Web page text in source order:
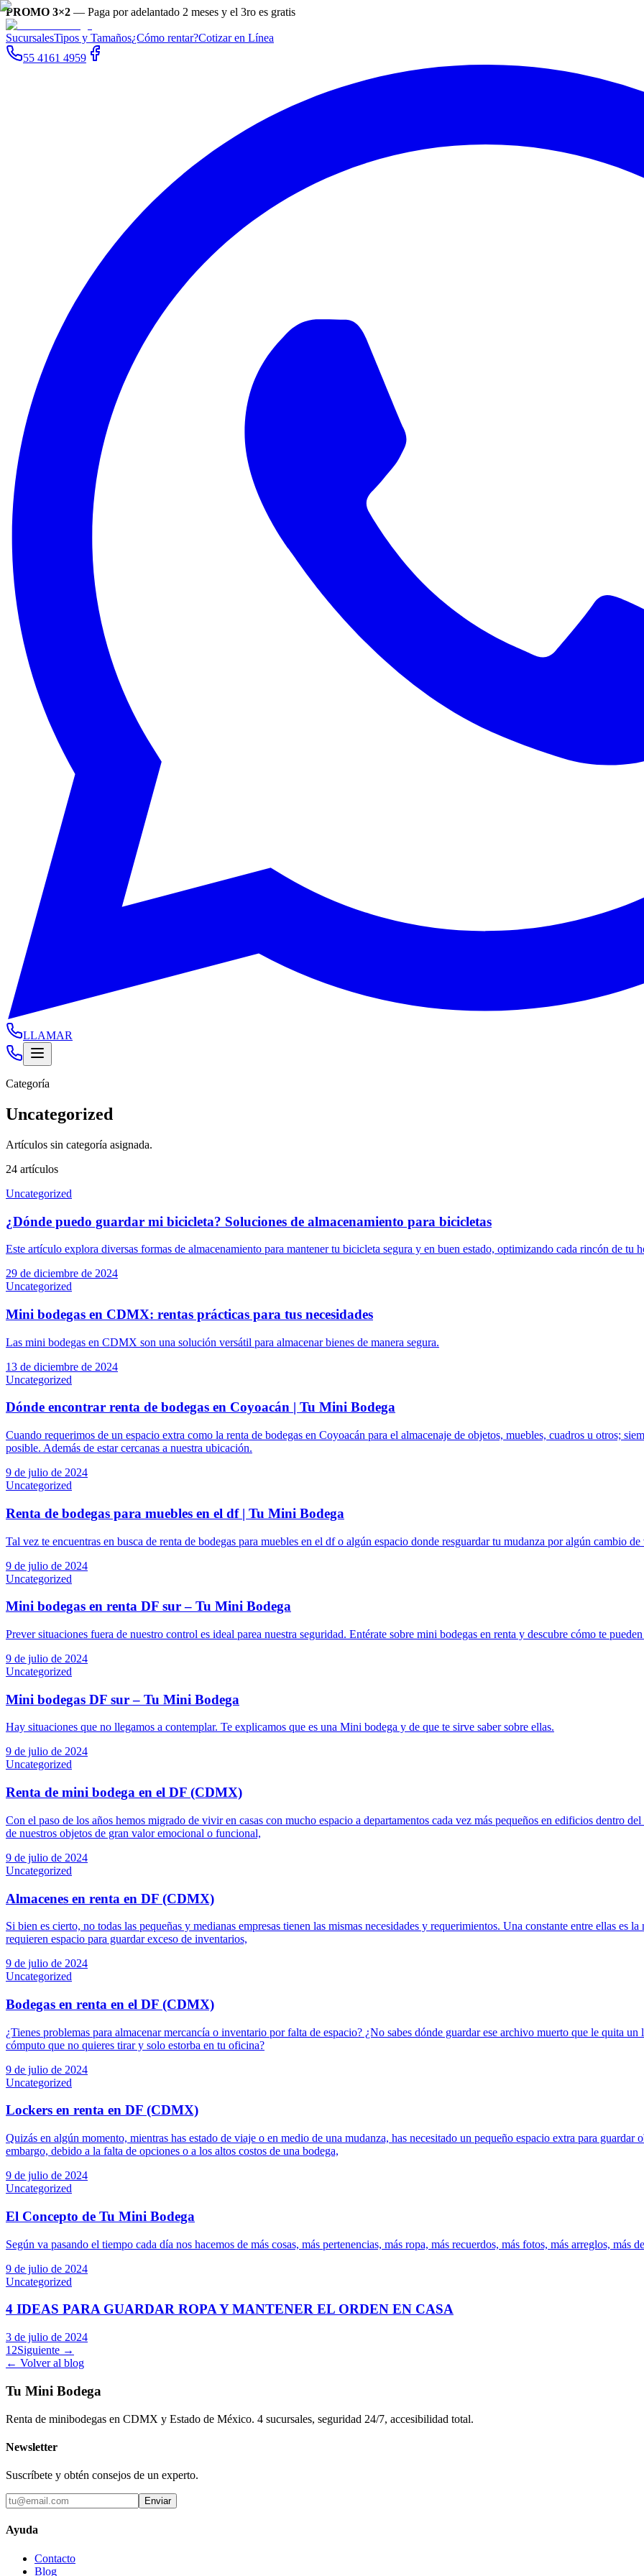
PROMO 3×2 — Paga por adelantado 2 meses y el 3ro es gratis
SucursalesTipos y Tamaños¿Cómo rentar?Cotizar en Línea
55 4161 4959
LLAMAR
Categoría
Uncategorized
Artículos sin categoría asignada.
24 artículos
Uncategorized
¿Dónde puedo guardar mi bicicleta? Soluciones de almacenamiento para bicicletas
Este artículo explora diversas formas de almacenamiento para mantener tu bicicleta segura y en buen estado, optimizando cada rincón de tu
29 de diciembre de 2024
Uncategorized
Mini bodegas en CDMX: rentas prácticas para tus necesidades
Las mini bodegas en CDMX son una solución versátil para almacenar bienes de manera segura.
13 de diciembre de 2024
Uncategorized
Dónde encontrar renta de bodegas en Coyoacán | Tu Mini Bodega
Cuando requerimos de un espacio extra como la renta de bodegas en Coyoacán para el almacenaje de objetos, muebles, cuadros u otros;
posible. Además de estar cercanas a nuestra ubicación.
9 de julio de 2024
Uncategorized
Renta de bodegas para muebles en el df | Tu Mini Bodega
Tal vez te encuentras en busca de renta de bodegas para muebles en el df o algún espacio donde resguardar tu mudanza por algún cambio
9 de julio de 2024
Uncategorized
Mini bodegas en renta DF sur – Tu Mini Bodega
Prever situaciones fuera de nuestro control es ideal parea nuestra seguridad. Entérate sobre mini bodegas en renta y descubre cómo te
9 de julio de 2024
Uncategorized
Mini bodegas DF sur – Tu Mini Bodega
Hay situaciones que no llegamos a contemplar. Te explicamos que es una Mini bodega y de que te sirve saber sobre ellas.
9 de julio de 2024
Uncategorized
Renta de mini bodega en el DF (CDMX)
Con el paso de los años hemos migrado de vivir en casas con mucho espacio a departamentos cada vez más pequeños en edificios dentro
de nuestros objetos de gran valor emocional o funcional,
9 de julio de 2024
Uncategorized
Almacenes en renta en DF (CDMX)
Si bien es cierto, no todas las pequeñas y medianas empresas tienen las mismas necesidades y requerimientos. Una constante entre ellas es
requieren espacio para guardar exceso de inventarios,
9 de julio de 2024
Uncategorized
Bodegas en renta en el DF (CDMX)
¿Tienes problemas para almacenar mercancía o inventario por falta de espacio? ¿No sabes dónde guardar ese archivo muerto que le quita
cómputo que no quieres tirar y solo estorba en tu oficina?
9 de julio de 2024
Uncategorized
Lockers en renta en DF (CDMX)
Quizás en algún momento, mientras has estado de viaje o en medio de una mudanza, has necesitado un pequeño espacio extra para
embargo, debido a la falta de opciones o a los altos costos de una bodega,
9 de julio de 2024
Uncategorized
El Concepto de Tu Mini Bodega
Según va pasando el tiempo cada día nos hacemos de más cosas, más pertenencias, más ropa, más recuerdos, más fotos, más arreglos, más
9 de julio de 2024
Uncategorized
4 IDEAS PARA GUARDAR ROPA Y MANTENER EL ORDEN EN CASA
3 de julio de 2024
1 2Siguiente →
← Volver al blog
Tu Mini Bodega
Renta de minibodegas en CDMX y Estado de México. 4 sucursales, seguridad 24/7, accesibilidad total.
Newsletter
Suscríbete y obtén consejos de un experto.
Enviar
Ayuda
Contacto
Blog